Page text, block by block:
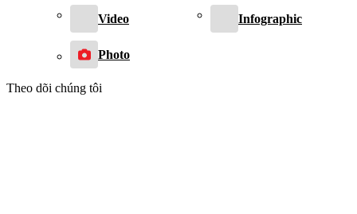
Video Infographic
Photo
Theo dõi chúng tôi